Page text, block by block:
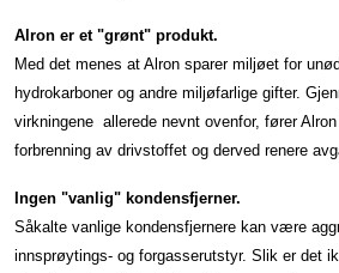
Alron er et "grønt" produkt.
Med det menes at Alron sparer miljøet for
hydrokarboner og andre miljøfarlige gifter.
virkningene allerede nevnt ovenfor, fører
forbrenning av drivstoffet og derved renere
Ingen "vanlig" kondensfjerner.
Såkalte vanlige kondensfjernere kan være
innsprøytings- og forgasserutstyr. Slik er det